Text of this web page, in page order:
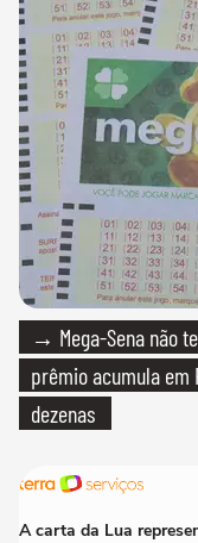
→ Mega-Sena não
prêmio acumula em
dezenas
A carta da Lua